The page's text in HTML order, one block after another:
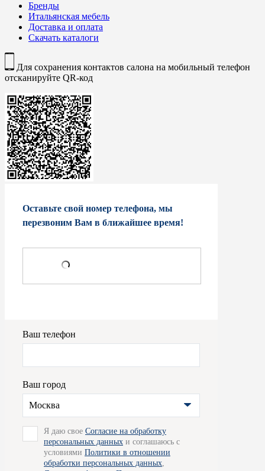
Бренды
Итальянская мебель
Доставка и оплата
Скачать каталоги
Для сохранения контактов салона на мобильный телефон
отсканируйте QR-код
Оставьте свой номер телефона, мы
перезвоним Вам в ближайшее время!
Ваш телефон
Ваш город
Москва
Я даю свое Согласие на обработку
персональных данных и соглашаюсь с
условиями Политики в отношении
обработки персональных данных,